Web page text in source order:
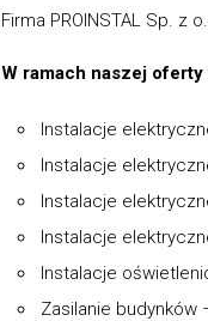
Firma PROINSTAL Sp.
W ramach naszej oferty
Instalacje
Instalacje
Instalacje
Instalacje
Instalacje
Zasilanie budynków